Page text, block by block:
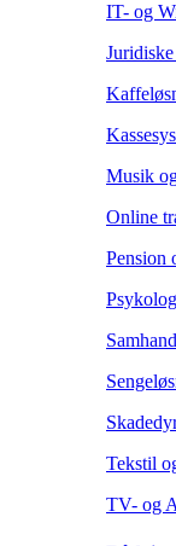
IT- og
Musik
Online
Pension
Tekstil
TV- og